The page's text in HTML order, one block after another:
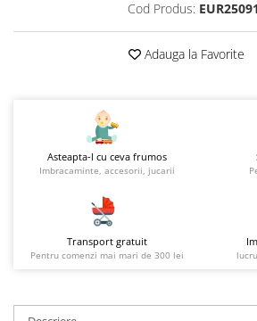
Cod Produs: EUR25091
Adauga la Favorite
Asteapta-l cu ceva frumos
Imbracaminte, accesorii, jucarii
Transport gratuit
Pentru comenzi mai mari de 300 lei